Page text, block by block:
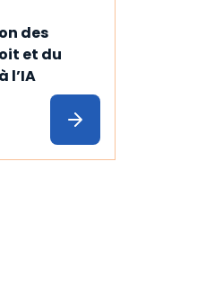
des
et du
l’IA